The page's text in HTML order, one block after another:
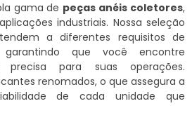
gama de peças anéis coletores,
industriais. Nossa seleção
a diferentes requisitos de
que você encontre
para suas operações.
renomados, o que assegura a
de cada unidade que